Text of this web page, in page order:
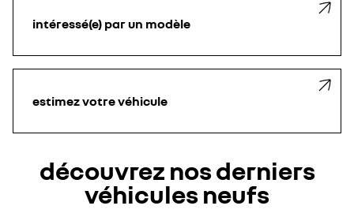
intéressé(e) par un modèle
estimez votre véhicule
découvrez nos derniers
véhicules neufs